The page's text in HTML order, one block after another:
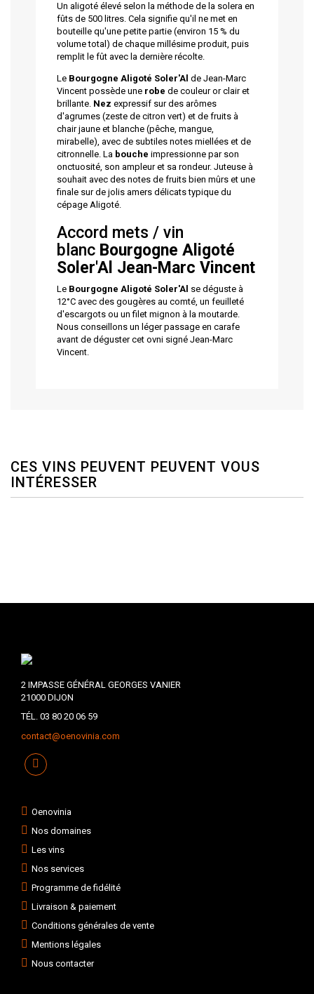
Un aligoté élevé selon la méthode de la solera en
fûts de 500 litres. Cela signifie qu'il ne met en
bouteille qu'une petite partie (environ 15 % du
volume total) de chaque millésime produit, puis
remplit le fût avec la dernière récolte.
Le Bourgogne Aligoté Soler'Al de Jean-Marc
Vincent possède une robe de couleur or clair et
brillante. Nez expressif sur des arômes
d'agrumes (zeste de citron vert) et de fruits à
chair jaune et blanche (pêche, mangue,
mirabelle), avec de subtiles notes miellées et de
citronnelle. La bouche impressionne par son
onctuosité, son ampleur et sa rondeur. Juteuse à
souhait avec des notes de fruits bien mûrs et une
finale sur de jolis amers délicats typique du
cépage Aligoté.
Accord mets / vin
blanc Bourgogne Aligoté
Soler'Al Jean-Marc Vincent
Le Bourgogne Aligoté Soler'Al se déguste à
12°C avec des gougères au comté, un feuilleté
d'escargots ou un filet mignon à la moutarde.
Nous conseillons un léger passage en carafe
avant de déguster cet ovni signé Jean-Marc
Vincent.
CES VINS PEUVENT PEUVENT VOUS
INTÉRESSER
2 IMPASSE GÉNÉRAL GEORGES VANIER
21000 DIJON
TÉL. 03 80 20 06 59
contact@oenovinia.com
Oenovinia
Nos domaines
Les vins
Nos services
Programme de fidélité
Livraison & paiement
Conditions générales de vente
Mentions légales
Nous contacter